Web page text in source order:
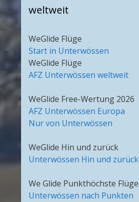
weltweit
WeGlide Flüge
Start in Unterwössen
WeGlide Flüge
AFZ Unterwössen weltweit
WeGlide Free-Wertung 2026
AFZ Unterwössen Europa
Nur von Unterwössen
WeGlide Hin und zurück
Unterwössen Hin und zurück
We Glide Punkthöchste Flüge
Unterwössen nach Punkten